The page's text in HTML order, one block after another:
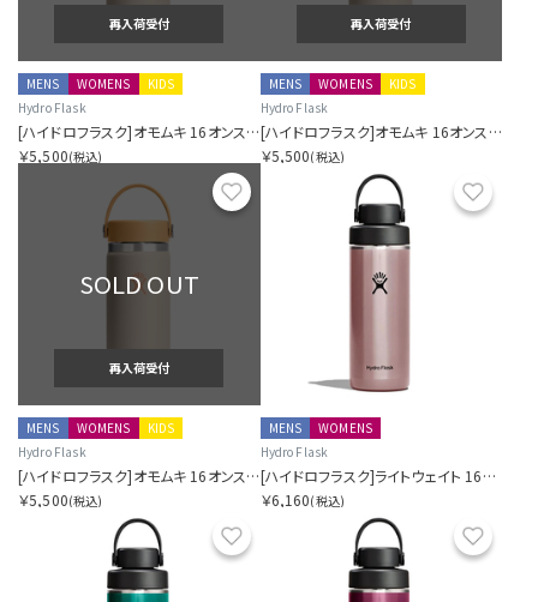
再入荷受付
MENS WOMENS
KIDS
Hydro Flask
[ハイドロフラスク]オモムキ 16オンス ワイド マウス マッチャ
￥5,500(税込)
再入荷受付
MENS WOMENS
KIDS
Hydro Flask
[ハイドロフラスク]オモムキ 16オンス ワイド マウス アカネ
￥5,500(税込)
お気に入り
SOLD OUT
再入荷受付
MENS WOMENS
KIDS
Hydro Flask
[ハイドロフラスク]オモムキ 16オンス ワイド マウス カラシ
￥5,500(税込)
MENS
WOMENS
Hydro Flask
[ハイドロフラスク]ライトウェイト 16オンス ワイド フレックス チャグ キャップ クォーツ
￥6,160(税込)
お気に入り